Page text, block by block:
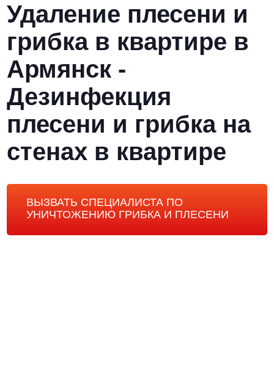
Удаление плесени и
грибка в квартире в
Армянск -
Дезинфекция
плесени и грибка на
стенах в квартире
ВЫЗВАТЬ СПЕЦИАЛИСТА ПО
УНИЧТОЖЕНИЮ ГРИБКА И ПЛЕСЕНИ